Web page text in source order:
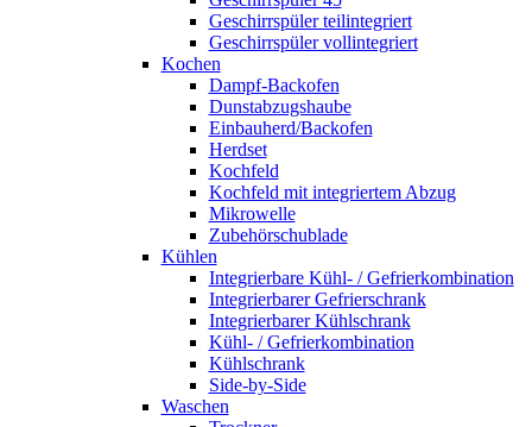
Geschirrspüler teilintegriert
Geschirrspüler vollintegriert
Kochen
Dampf-Backofen
Dunstabzugshaube
Einbauherd/Backofen
Herdset
Kochfeld
Kochfeld mit integriertem Abzug
Mikrowelle
Zubehörschublade
Kühlen
Integrierbare Kühl- / Gefrierkombination
Integrierbarer Gefrierschrank
Integrierbarer Kühlschrank
Kühl- / Gefrierkombination
Kühlschrank
Side-by-Side
Waschen